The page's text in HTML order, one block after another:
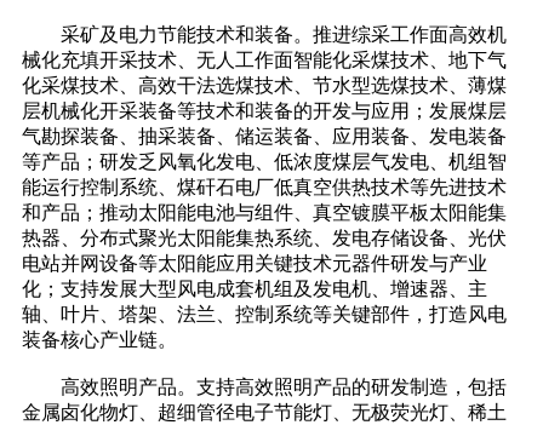
采矿及电力节能技术和装备。推进综采工作面高效机
械化充填开采技术、无人工作面智能化采煤技术、地下气
化采煤技术、高效干法选煤技术、节水型选煤技术、薄煤
层机械化开采装备等技术和装备的开发与应用；发展煤层
气勘探装备、抽采装备、储运装备、应用装备、发电装备
等产品；研发乏风氧化发电、低浓度煤层气发电、机组智
能运行控制系统、煤矸石电厂低真空供热技术等先进技术
和产品；推动太阳能电池与组件、真空镀膜平板太阳能集
热器、分布式聚光太阳能集热系统、发电存储设备、光伏
电站并网设备等太阳能应用关键技术元器件研发与产业
化；支持发展大型风电成套机组及发电机、增速器、主
轴、叶片、塔架、法兰、控制系统等关键部件，打造风电
装备核心产业链。
高效照明产品。支持高效照明产品的研发制造，包括
金属卤化物灯、超细管径电子节能灯、无极荧光灯、稀土